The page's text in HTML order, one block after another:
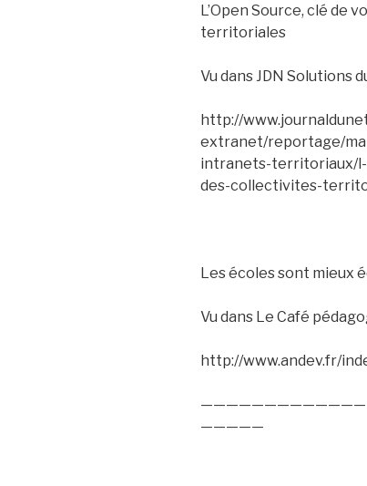
L’Open Source, clé de
territoriales
Vu dans JDN Solutions
http://
extranet/reportage/
intranets-territoriaux/
des-collectivites-
Les écoles sont mieux
Vu dans Le Café
http://www.andev.fr/
—————